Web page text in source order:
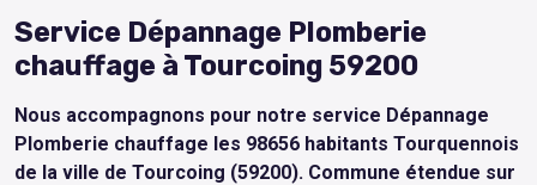
Service Dépannage Plomberie
chauffage à Tourcoing 59200
Nous accompagnons pour notre service Dépannage
Plomberie chauffage les 98656 habitants Tourquennois
de la ville de Tourcoing (59200). Commune étendue sur